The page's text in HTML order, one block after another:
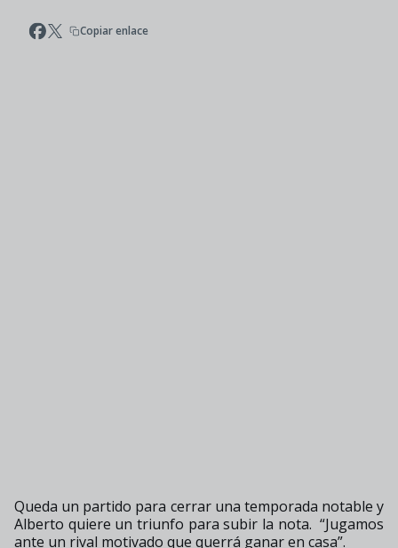
Copiar enlace
Queda un partido para cerrar una temporada notable y
Alberto quiere un triunfo para subir la nota. “Jugamos
ante un rival motivado que querrá ganar en casa”.